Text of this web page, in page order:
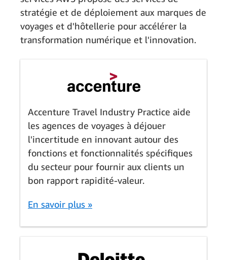
stratégie et de déploiement aux marques de
voyages et d'hôtellerie pour accélérer la
transformation numérique et l'innovation.
Accenture Travel Industry Practice aide
les agences de voyages à déjouer
l'incertitude en innovant autour des
fonctions et fonctionnalités spécifiques
du secteur pour fournir aux clients un
bon rapport rapidité-valeur.
En savoir plus »